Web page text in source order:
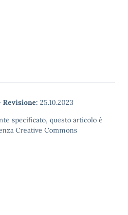
Revisione: 25.10.2023
specificato, questo articolo è
Creative Commons